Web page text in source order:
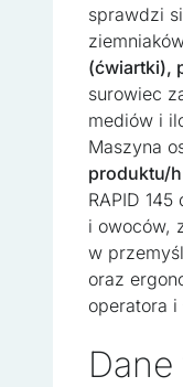
sprawdzi
(ćwiartki),
surowiec
mediów i
Maszyna
produktu/h
RAPID
i owoców,
w
oraz
operatora